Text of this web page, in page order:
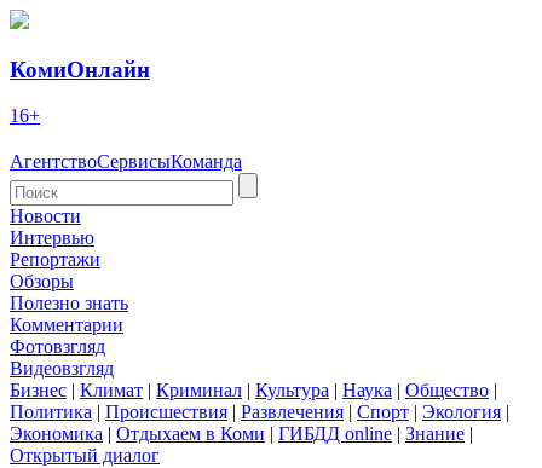
КомиОнлайн
16+
АгентствоСервисыКоманда
Новости
Интервью
Репортажи
Обзоры
Полезно знать
Комментарии
Фотовзгляд
Видеовзгляд
Бизнес | Климат | Криминал | Культура | Наука | Общество |
Политика | Происшествия | Развлечения | Спорт | Экология |
Экономика | Отдыхаем в Коми | ГИБДД online | Знание |
Открытый диалог